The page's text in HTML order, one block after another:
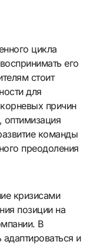
цикла
его
стоит
для
причин
команды
преодоления
кризисами
позиции на
В
и